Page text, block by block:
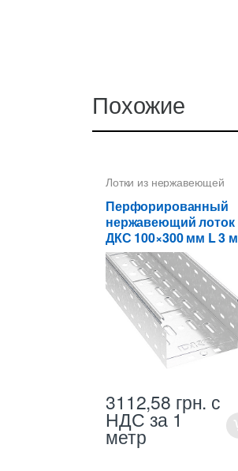
Похожие
Лотки из нержавеющей
Перфорированный
нержавеющий лоток
ДКС 100×300 мм L 3 м
3112,58 грн. с
НДС за 1
метр